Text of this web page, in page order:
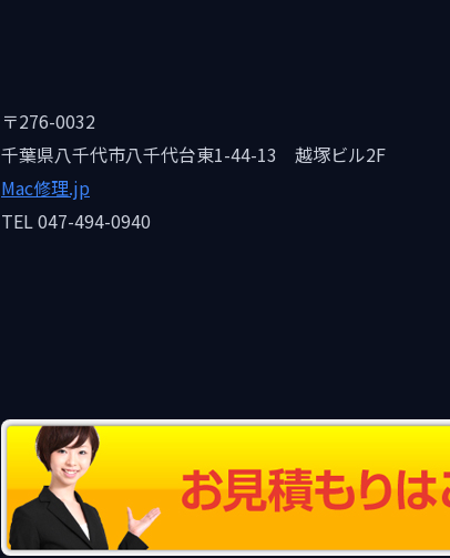
〒276-0032
千葉県八千代市八千代台東1-44-13 越塚ビル2F
Mac修理.jp
TEL 047-494-0940